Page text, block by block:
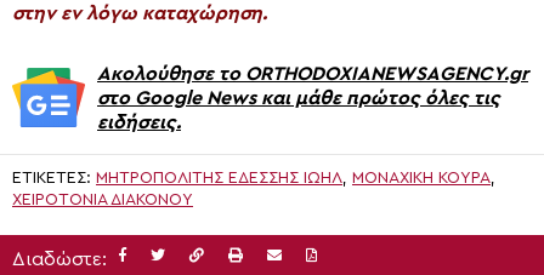
στην εν λόγω καταχώρηση.
Ακολούθησε το ORTHODOXIANEWSAGENCY.gr
στο Google News και μάθε πρώτος όλες τις
ειδήσεις.
ΕΤΙΚΈΤΕΣ: ΜΗΤΡΟΠΟΛΊΤΗΣ ΕΔΈΣΣΗΣ ΙΩΉΛ ΜΟΝΑΧΙΚΉ ΚΟΥΡΆ
ΧΕΙΡΟΤΟΝΊΑ ΔΙΑΚΌΝΟΥ
Διαδώστε: